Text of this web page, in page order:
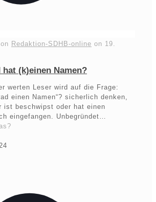
Redaktion-SDHB-online on 19.
hat (k)einen Namen?
werten Leser wird auf die Frage:
einen Namen“? sicherlich denken,
ist beschwipst oder hat einen
eingefangen. Unbegründet…